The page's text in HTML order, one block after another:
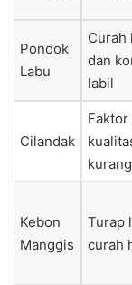
Pondok
Labu
Curah
dan
labil
Cilandak
Kebon
Manggis
Turap
curah